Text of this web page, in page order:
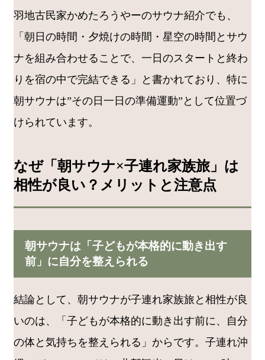
羽地古民家かめたろうやーのサウナ紹介でも、
「朝日の時間・夕焼けの時間・星空の時間とサウ
ナを組み合わせることで、一日のスタートと終わ
りを宿の中で完結できる」と書かれており、特に
朝サウナは”その日一日の準備運動”として位置づ
けられています。
なぜ「朝サウナ×子連れ家族旅」は
相性が良い？メリットと注意点
朝サウナは「子どもが本格的に動き出す
前」に自分を整えられる
結論として、朝サウナが子連れ家族旅と相性が良
いのは、「子どもが本格的に動き出す前に、自分
の体と気持ちを整えられる」からです。子連れ沖